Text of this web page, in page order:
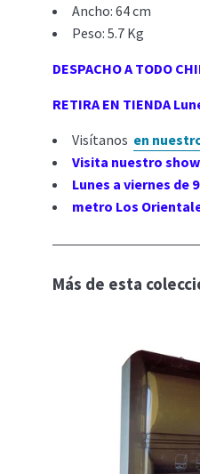
Ancho: 64 cm
Peso: 5.7 Kg
DESPACHO A TODO
RETIRA EN TIENDA
Visítanos en
Visita nuestro
Lunes a viernes de
metro Los
Más de esta